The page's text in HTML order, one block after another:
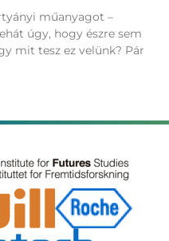
műanyagot –
úgy, hogy észre sem
mit tesz ez velünk? Pár